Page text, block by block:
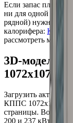
Если запас
ни для одной модели
рядной) нужно
калорифера: КППС-
рассмотреть
3D-модели
1072x1072
Загрузить
КППС 1072x1072
страницы.
200 и 237 кВт